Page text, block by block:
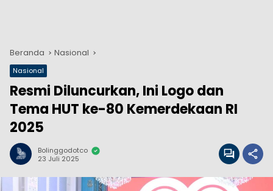
Beranda Nasional
Nasional
Resmi Diluncurkan, Ini Logo dan
Tema HUT ke-80 Kemerdekaan RI
2025
Bolinggodotco
23 Juli 2025